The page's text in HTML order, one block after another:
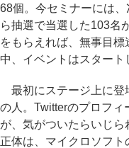
68個。今セミナーには
ら抽選で当選した103名
をもらえれば、無事目
中、イベントはスタート
最初にステージ上に登
の人。Twitterのプロフィ
が、気がついたらいじ
正体は、マイクロソフト